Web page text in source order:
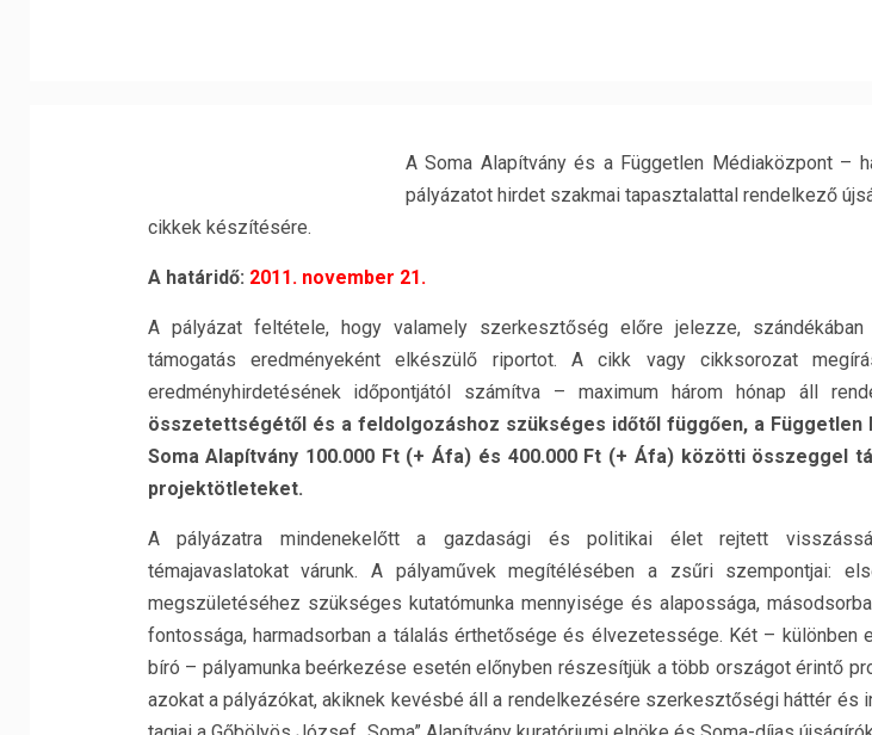
A Soma Alapítvány és a Független Médiaközpont –
pályázatot hirdet szakmai tapasztalattal rendelkező
cikkek készítésére.
A határidő: 2011. november 21.
A pályázat feltétele, hogy valamely szerkesztőség előre jelezze,
támogatás eredményeként elkészülő riportot. A cikk vagy cikksorozat
eredményhirdetésének időpontjától számítva – maximum három hónap áll
összetettségétől és a feldolgozáshoz szükséges időtől függően, a Független
Soma Alapítvány 100.000 Ft (+ Áfa) és 400.000 Ft (+ Áfa) közötti összeggel
projektötleteket.
A pályázatra mindenekelőtt a gazdasági és politikai élet rejtett
témajavaslatokat várunk. A pályaművek megítélésében a zsűri szempontjai:
megszületéséhez szükséges kutatómunka mennyisége és alapossága,
fontossága, harmadsorban a tálalás érthetősége és élvezetessége. Két – különben
bíró – pályamunka beérkezése esetén előnyben részesítjük a több országot érintő
azokat a pályázókat, akiknek kevésbé áll a rendelkezésére szerkesztőségi háttér és